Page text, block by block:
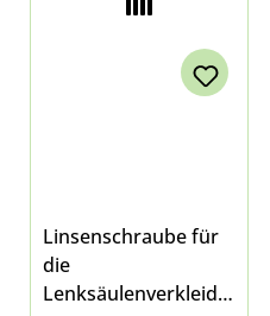
Linsenschraube für
die
Lenksäulenverkleidu